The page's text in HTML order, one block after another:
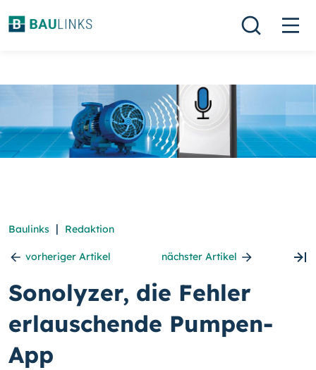
Baulinks | Redaktion
vorheriger Artikel nächster Artikel
Sonolyzer, die Fehler
erlauschende Pumpen-
App